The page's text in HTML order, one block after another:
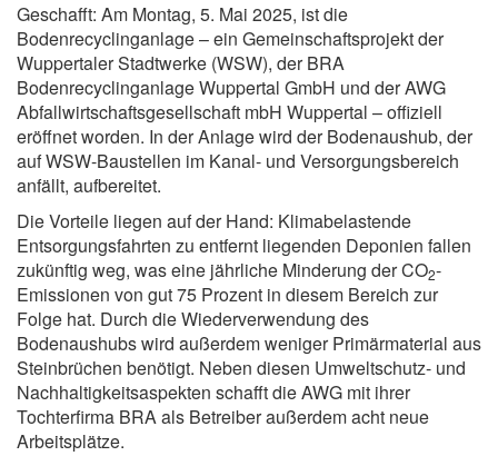
Geschafft: Am Montag, 5. Mai 2025, ist die
Bodenrecyclinganlage – ein Gemeinschaftsprojekt der
Wuppertaler Stadtwerke (WSW), der BRA
Bodenrecyclinganlage Wuppertal GmbH und der AWG
Abfallwirtschaftsgesellschaft mbH Wuppertal – offiziell
eröffnet worden. In der Anlage wird der Bodenaushub, der
auf WSW-Baustellen im Kanal- und Versorgungsbereich
anfällt, aufbereitet.
Die Vorteile liegen auf der Hand: Klimabelastende
Entsorgungsfahrten zu entfernt liegenden Deponien fallen
zukünftig weg, was eine jährliche Minderung der CO2-
Emissionen von gut 75 Prozent in diesem Bereich zur
Folge hat. Durch die Wiederverwendung des
Bodenaushubs wird außerdem weniger Primärmaterial aus
Steinbrüchen benötigt. Neben diesen Umweltschutz- und
Nachhaltigkeitsaspekten schafft die AWG mit ihrer
Tochterfirma BRA als Betreiber außerdem acht neue
Arbeitsplätze.